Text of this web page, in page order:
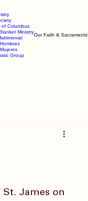
of Columbus
Ministry
Group
Our Faith & Sacraments
James on